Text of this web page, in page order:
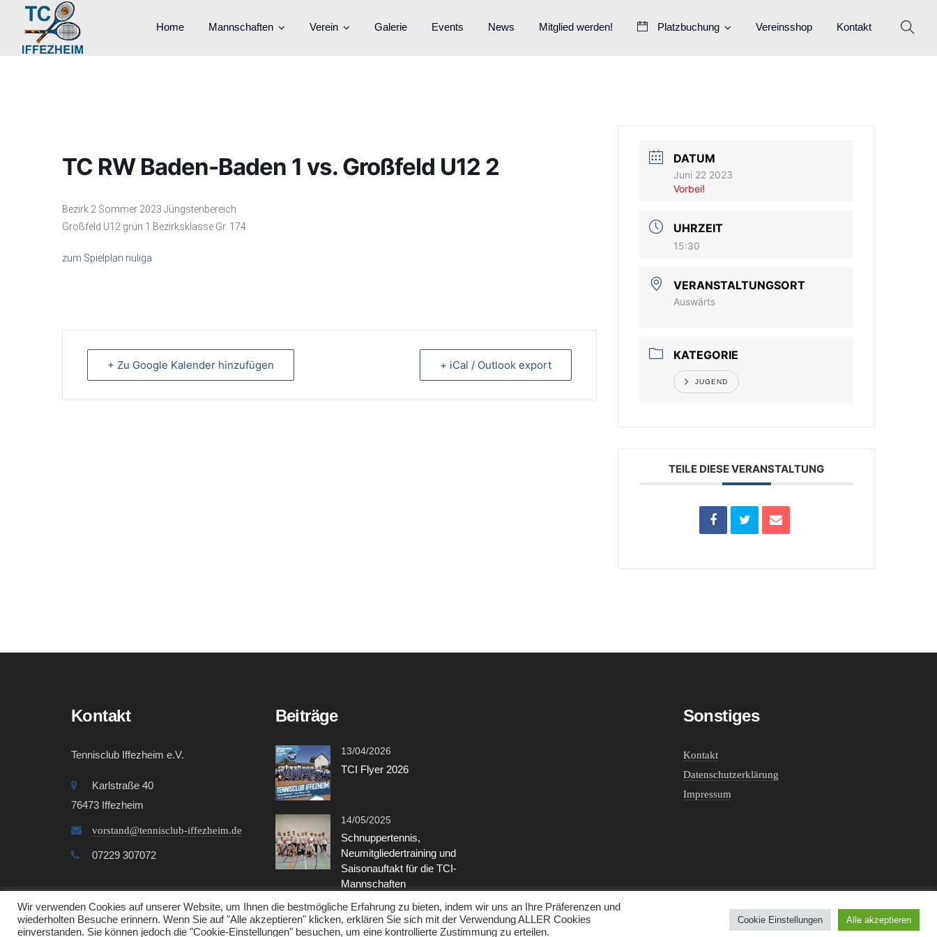
Home Mannschaften Verein Galerie Events News Mitglied werden! Platzbuchung Vereinsshop Kontakt
TC RW Baden-Baden 1 vs. Großfeld U12 2
Bezirk 2 Sommer 2023 Jüngstenbereich
Großfeld U12 grün 1.Bezirksklasse Gr. 174
zum Spielplan nuliga
+ Zu Google Kalender hinzufügen + iCal / Outlook export
DATUM
Juni 22 2023
Vorbei!
UHRZEIT
15:30
VERANSTALTUNGSORT
Auswärts
KATEGORIE
JUGEND
TEILE DIESE VERANSTALTUNG
Kontakt
Tennisclub Iffezheim e.V.
Karlstraße 40
76473 Iffezheim
vorstand@tennisclub-iffezheim.de
07229 307072
Beiträge
13/04/2026
TCI Flyer 2026
14/05/2025
Schnuppertennis,
Neumitgliedertraining und
Saisonauftakt für die TCI-
Mannschaften
Sonstiges
Kontakt
Datenschutzerklärung
Impressum
Wir verwenden Cookies auf unserer Website, um Ihnen die bestmögliche Erfahrung zu bieten, indem wir uns an Ihre Präferenzen und
wiederholten Besuche erinnern. Wenn Sie auf "Alle akzeptieren" klicken, erklären Sie sich mit der Verwendung ALLER Cookies
einverstanden. Sie können jedoch die "Cookie-Einstellungen" besuchen, um eine kontrollierte Zustimmung zu erteilen.
Cookie Einstellungen Alle akzeptieren